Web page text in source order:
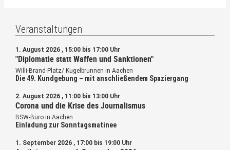
Veranstaltungen
1. August 2026 , 15:00 bis 17:00 Uhr
"Diplomatie statt Waffen und Sanktionen"
Willi-Brand-Platz/ Kugelbrunnen in Aachen
Die 49. Kundgebung – mit anschließendem Spaziergang
2. August 2026 , 11:00 bis 13:00 Uhr
Corona und die Krise des Journalismus
BSW-Büro in Aachen
Einladung zur Sonntagsmatinee
1. September 2026 , 17:00 bis 19:00 Uhr